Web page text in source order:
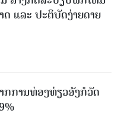
ດ ແລະ ປະຕິບັດງ່າຍດາຍ
ກການທ່ອງທ່ຽວອັງກໍວັດ